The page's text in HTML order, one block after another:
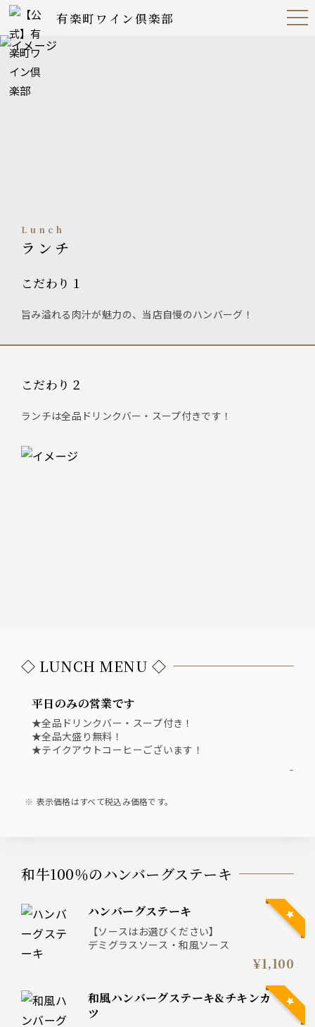
有楽町ワイン倶楽部 Open
Navig
lunch
ランチ
こだわり１
旨み溢れる肉汁が魅力の、当店自慢のハンバーグ！
こだわり２
ランチは全品ドリンクバー・スープ付きです！
◇ LUNCH MENU ◇
平日のみの営業です
★全品ドリンクバー・スープ付き！
★全品大盛り無料！
★テイクアウトコーヒーございます！
-
表示価格はすべて税込み価格です。
和牛100％のハンバーグステーキ
ハンバーグステーキ
【ソースはお選びください】
デミグラスソース・和風ソース
¥1,100
和風ハンバーグステーキ&チキンカ
ツ